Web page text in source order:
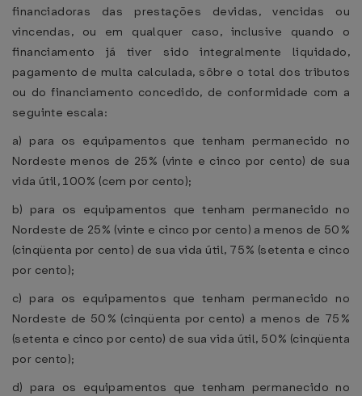
financiadoras das prestações devidas, vencidas ou
vincendas, ou em qualquer caso, inclusive quando o
financiamento já tiver sido integralmente liquidado,
pagamento de multa calculada, sôbre o total dos tributos
ou do financiamento concedido, de conformidade com a
seguinte escala:
a) para os equipamentos que tenham permanecido no
Nordeste menos de 25% (vinte e cinco por cento) de sua
vida útil, 100% (cem por cento);
b) para os equipamentos que tenham permanecido no
Nordeste de 25% (vinte e cinco por cento) a menos de 50%
(cinqüenta por cento) de sua vida útil, 75% (setenta e cinco
por cento);
c) para os equipamentos que tenham permanecido no
Nordeste de 50% (cinqüenta por cento) a menos de 75%
(setenta e cinco por cento) de sua vida útil, 50% (cinqüenta
por cento);
d) para os equipamentos que tenham permanecido no